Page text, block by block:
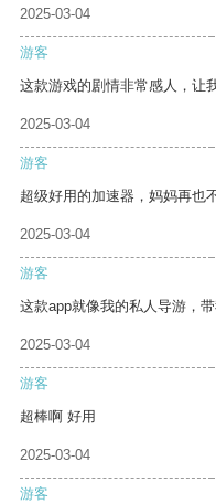
2025-03-04
游客
这款游戏的剧情非常感人，让
2025-03-04
游客
超级好用的加速器，妈妈再也
2025-03-04
游客
这款app就像我的私人导游，
2025-03-04
游客
超棒啊 好用
2025-03-04
游客